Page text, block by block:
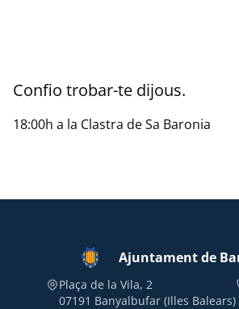
Confio trobar-te dijous.
18:00h a la Clastra de Sa Baronia
Ajuntament de
Plaça de la Vila, 2
07191 Banyalbufar (Illes Balears)